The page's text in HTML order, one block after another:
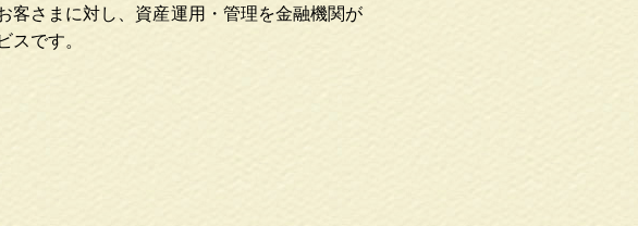
客さまに対し、資産運用・管理を金融機関が
スです。